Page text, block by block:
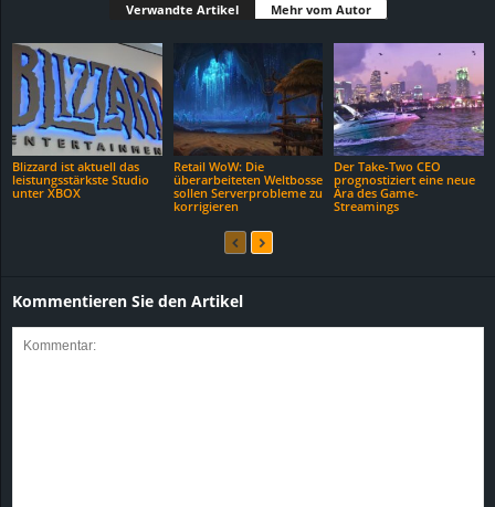
Verwandte Artikel Mehr vom Autor
Blizzard ist aktuell das
leistungsstärkste Studio
unter XBOX
Retail WoW: Die
überarbeiteten Weltbosse
sollen Serverprobleme zu
korrigieren
Der Take-Two CEO
prognostiziert eine neue
Ära des Game-
Streamings
Kommentieren Sie den Artikel